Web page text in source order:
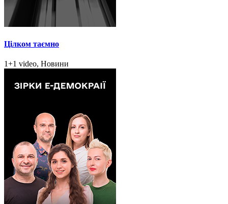
Цілком таємно
1+1 video, Новини